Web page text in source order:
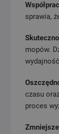
sprawia,
mopów.
czasu
proces